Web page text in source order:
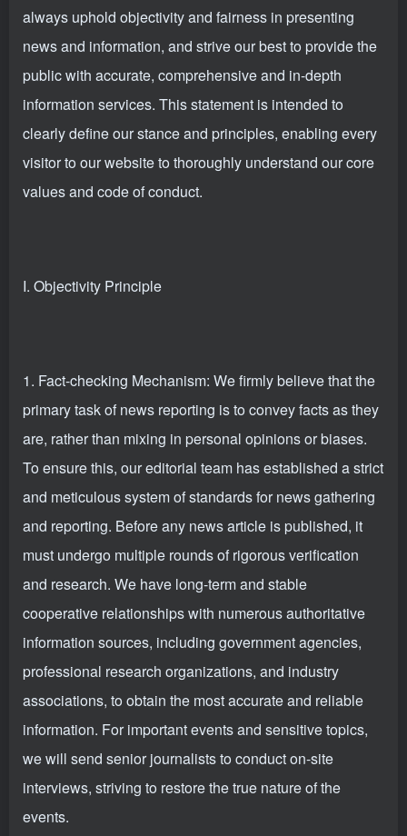
always uphold objectivity and fairness in presenting
news and information, and strive our best to provide the
public with accurate, comprehensive and in-depth
information services. This statement is intended to
clearly define our stance and principles, enabling every
visitor to our website to thoroughly understand our core
values and code of conduct.
I. Objectivity Principle
1. Fact-checking Mechanism: We firmly believe that the
primary task of news reporting is to convey facts as they
are, rather than mixing in personal opinions or biases.
To ensure this, our editorial team has established a strict
and meticulous system of standards for news gathering
and reporting. Before any news article is published, it
must undergo multiple rounds of rigorous verification
and research. We have long-term and stable
cooperative relationships with numerous authoritative
information sources, including government agencies,
professional research organizations, and industry
associations, to obtain the most accurate and reliable
information. For important events and sensitive topics,
we will send senior journalists to conduct on-site
interviews, striving to restore the true nature of the
events.